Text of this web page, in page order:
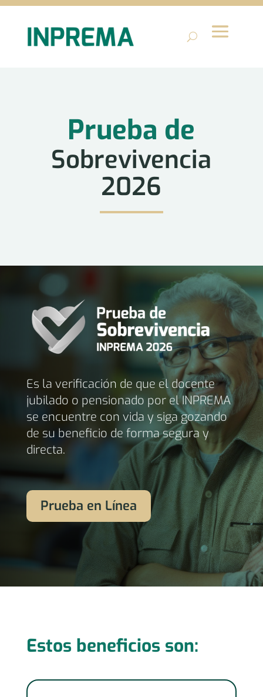
Prueba de
Sobrevivencia
2026
Es la verificación de que el docente
jubilado o pensionado por el INPREMA
se encuentre con vida y siga gozando
de su beneficio de forma segura y
directa.
Prueba en Línea
Estos beneficios son: